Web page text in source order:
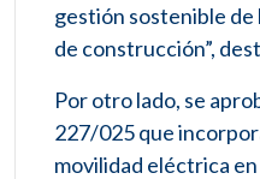
gestión sostenible de
de construcción”,
Por otro lado, se
227/025 que
movilidad eléctrica